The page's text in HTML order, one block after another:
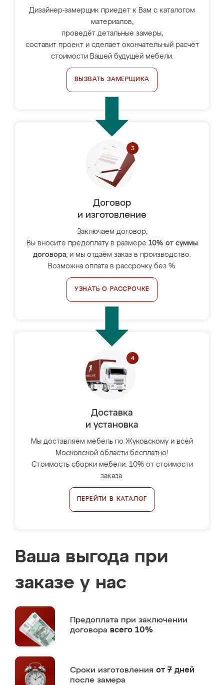
Дизайнер-замерщик приедет к Вам с каталогом
материалов,
проведёт детальные замеры,
составит проект и сделает окончательный расчёт
стоимости Вашей будущей мебели.
ВЫЗВАТЬ ЗАМЕРЩИКА
Договор
и изготовление
Заключаем договор,
Вы вносите предоплату в размере 10% от суммы
договора, и мы отдаём заказ в производство.
Возможна оплата в рассрочку без %.
УЗНАТЬ О РАССРОЧКЕ
Доставка
и установка
Мы доставляем мебель по Жуковскому и всей
Московской области бесплатно!
Стоимость сборки мебели: 10% от стоимости
заказа.
ПЕРЕЙТИ В КАТАЛОГ
Ваша выгода при
заказе у нас
Предоплата при заключении
договора всего 10%
Сроки изготовления от 7 дней
после замера